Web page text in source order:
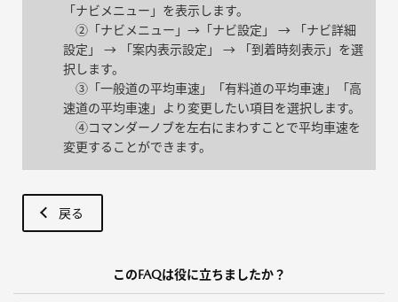
「ナビメニュー」を表示します。
②「ナビメニュー」→「ナビ設定」 → 「ナビ詳細
設定」 → 「案内表示設定」 → 「到着時刻表示」を選
択します。
③「一般道の平均車速」「有料道の平均車速」「高
速道の平均車速」より変更したい項目を選択します。
④コマンダーノブを左右にまわすことで平均車速を
変更することができます。
戻る
このFAQは役に立ちましたか？